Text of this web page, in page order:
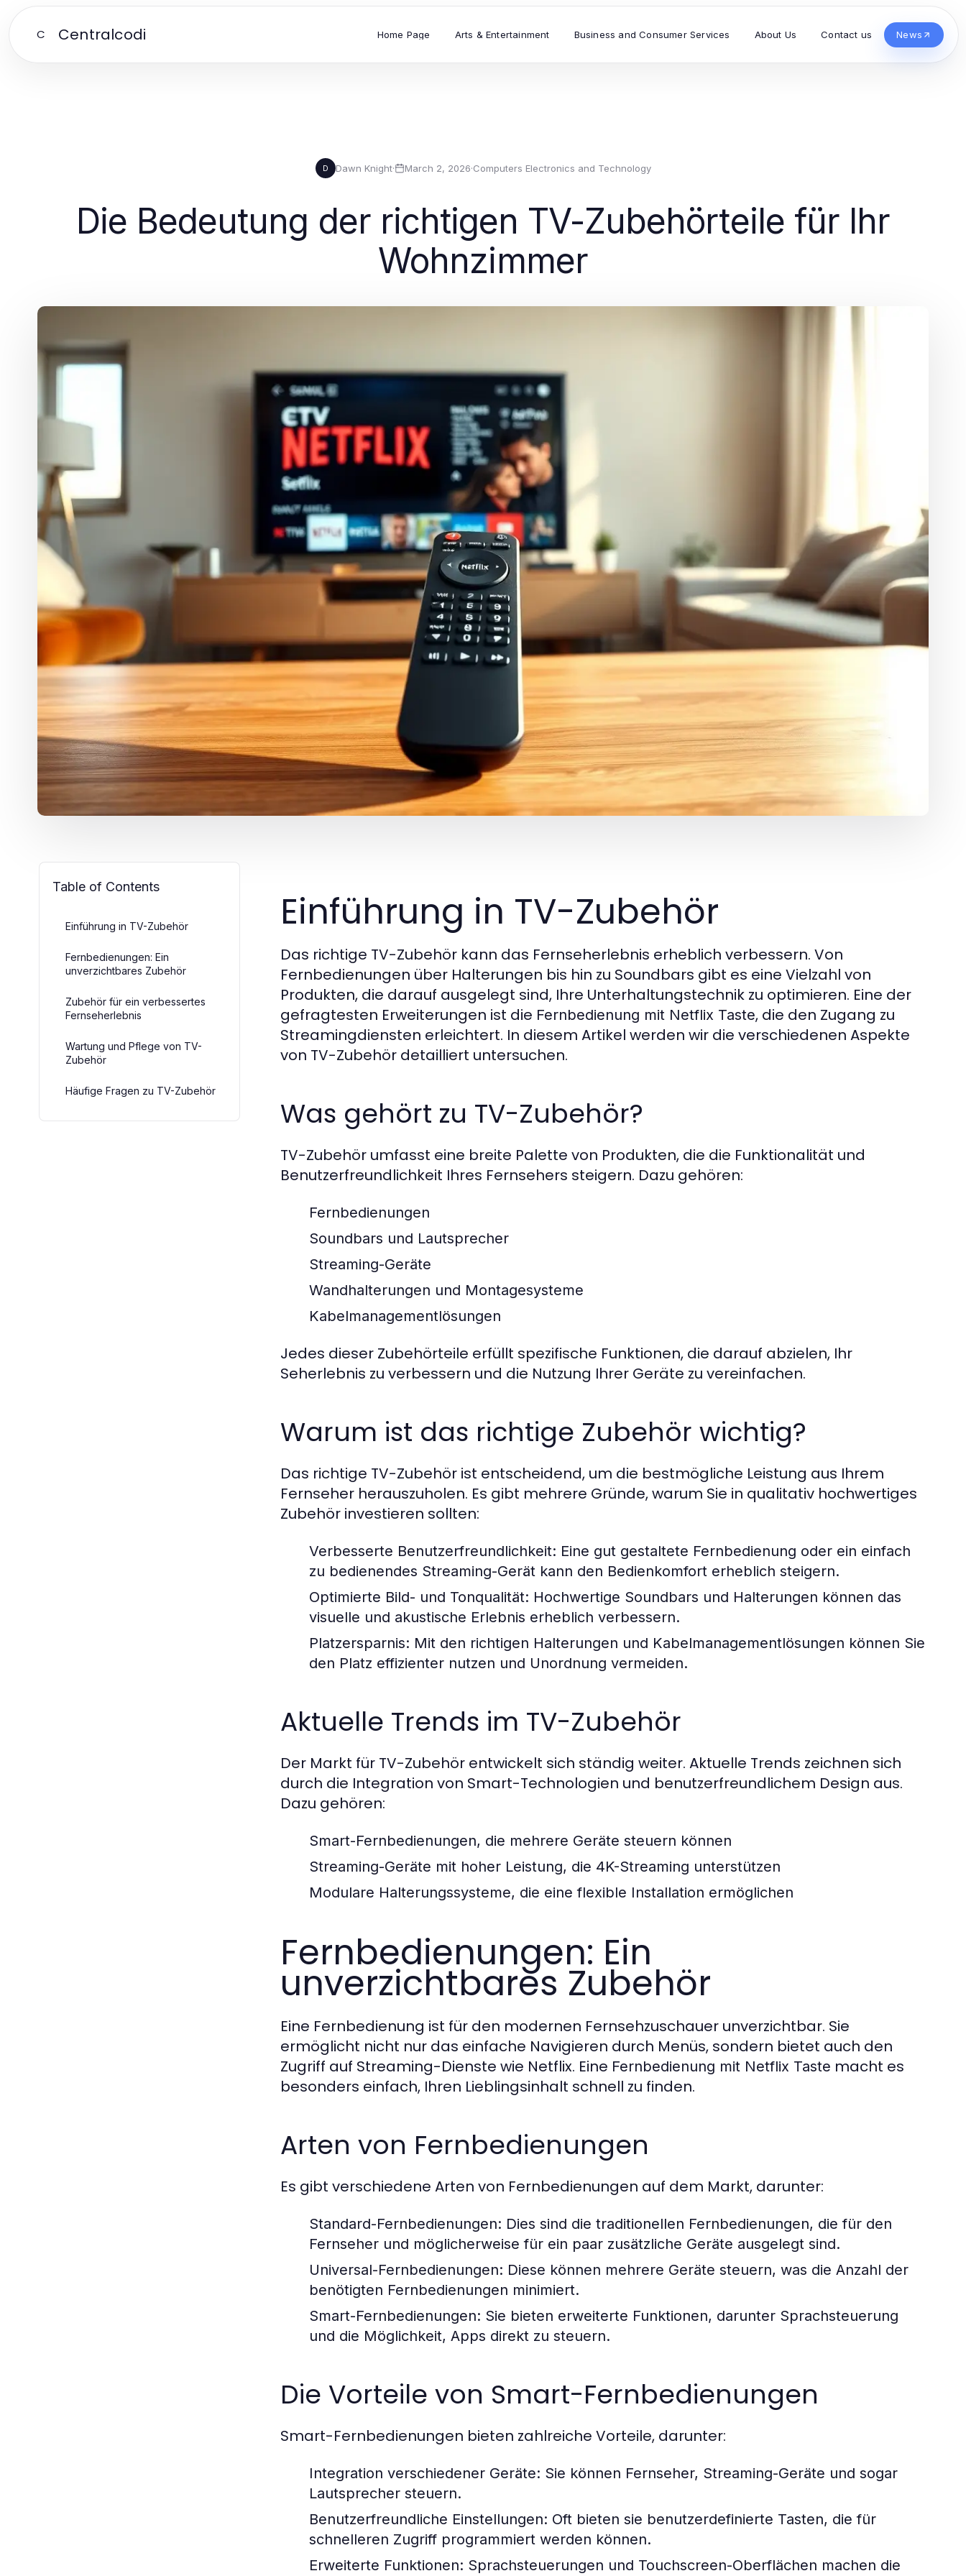
C Centralcodi Home Page Arts & Entertainment Business and Consumer Services About Us Contact us News
D Dawn Knight· March 2, 2026·Computers Electronics and Technology
Die Bedeutung der richtigen TV-Zubehörteile für Ihr
Wohnzimmer
Table of Contents
Einführung in TV-Zubehör
Fernbedienungen: Ein
unverzichtbares Zubehör
Zubehör für ein verbessertes
Fernseherlebnis
Wartung und Pflege von TV-
Zubehör
Häufige Fragen zu TV-Zubehör
Einführung in TV-Zubehör
Das richtige TV-Zubehör kann das Fernseherlebnis erheblich verbessern. Von
Fernbedienungen über Halterungen bis hin zu Soundbars gibt es eine Vielzahl von
Produkten, die darauf ausgelegt sind, Ihre Unterhaltungstechnik zu optimieren. Eine der
gefragtesten Erweiterungen ist die Fernbedienung mit Netflix Taste, die den Zugang zu
Streamingdiensten erleichtert. In diesem Artikel werden wir die verschiedenen Aspekte
von TV-Zubehör detailliert untersuchen.
Was gehört zu TV-Zubehör?
TV-Zubehör umfasst eine breite Palette von Produkten, die die Funktionalität und
Benutzerfreundlichkeit Ihres Fernsehers steigern. Dazu gehören:
Fernbedienungen
Soundbars und Lautsprecher
Streaming-Geräte
Wandhalterungen und Montagesysteme
Kabelmanagementlösungen
Jedes dieser Zubehörteile erfüllt spezifische Funktionen, die darauf abzielen, Ihr
Seherlebnis zu verbessern und die Nutzung Ihrer Geräte zu vereinfachen.
Warum ist das richtige Zubehör wichtig?
Das richtige TV-Zubehör ist entscheidend, um die bestmögliche Leistung aus Ihrem
Fernseher herauszuholen. Es gibt mehrere Gründe, warum Sie in qualitativ hochwertiges
Zubehör investieren sollten:
Verbesserte Benutzerfreundlichkeit: Eine gut gestaltete Fernbedienung oder ein einfach
zu bedienendes Streaming-Gerät kann den Bedienkomfort erheblich steigern.
Optimierte Bild- und Tonqualität: Hochwertige Soundbars und Halterungen können das
visuelle und akustische Erlebnis erheblich verbessern.
Platzersparnis: Mit den richtigen Halterungen und Kabelmanagementlösungen können Sie
den Platz effizienter nutzen und Unordnung vermeiden.
Aktuelle Trends im TV-Zubehör
Der Markt für TV-Zubehör entwickelt sich ständig weiter. Aktuelle Trends zeichnen sich
durch die Integration von Smart-Technologien und benutzerfreundlichem Design aus.
Dazu gehören:
Smart-Fernbedienungen, die mehrere Geräte steuern können
Streaming-Geräte mit hoher Leistung, die 4K-Streaming unterstützen
Modulare Halterungssysteme, die eine flexible Installation ermöglichen
Fernbedienungen: Ein
unverzichtbares Zubehör
Eine Fernbedienung ist für den modernen Fernsehzuschauer unverzichtbar. Sie
ermöglicht nicht nur das einfache Navigieren durch Menüs, sondern bietet auch den
Zugriff auf Streaming-Dienste wie Netflix. Eine Fernbedienung mit Netflix Taste macht es
besonders einfach, Ihren Lieblingsinhalt schnell zu finden.
Arten von Fernbedienungen
Es gibt verschiedene Arten von Fernbedienungen auf dem Markt, darunter:
Standard-Fernbedienungen: Dies sind die traditionellen Fernbedienungen, die für den
Fernseher und möglicherweise für ein paar zusätzliche Geräte ausgelegt sind.
Universal-Fernbedienungen: Diese können mehrere Geräte steuern, was die Anzahl der
benötigten Fernbedienungen minimiert.
Smart-Fernbedienungen: Sie bieten erweiterte Funktionen, darunter Sprachsteuerung
und die Möglichkeit, Apps direkt zu steuern.
Die Vorteile von Smart-Fernbedienungen
Smart-Fernbedienungen bieten zahlreiche Vorteile, darunter:
Integration verschiedener Geräte: Sie können Fernseher, Streaming-Geräte und sogar
Lautsprecher steuern.
Benutzerfreundliche Einstellungen: Oft bieten sie benutzerdefinierte Tasten, die für
schnelleren Zugriff programmiert werden können.
Erweiterte Funktionen: Sprachsteuerungen und Touchscreen-Oberflächen machen die